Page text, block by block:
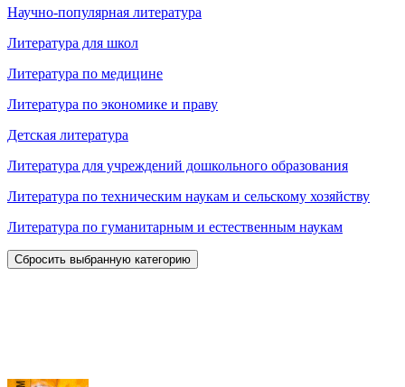
Научно-популярная литература
Литература для школ
Литература по медицине
Литература по экономике и праву
Детская литература
Литература для учреждений дошкольного образования
Литература по техническим наукам и сельскому хозяйству
Литература по гуманитарным и естественным наукам
Сбросить выбранную категорию